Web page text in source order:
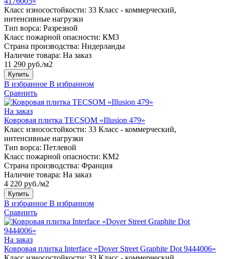
Класс износостойкости: 33 Класс - коммерческий,
интенсивные нагрузки
Тип ворса: Разрезной
Класс пожарной опасности: КМ3
Страна производства: Нидерланды
Наличие товара: На заказ
11 290 руб./м2
Купить
В избранное В избранном
Сравнить
На заказ
Ковровая плитка TECSOM «Illusion 479»
Класс износостойкости: 33 Класс - коммерческий,
интенсивные нагрузки
Тип ворса: Петлевой
Класс пожарной опасности: КМ2
Страна производства: Франция
Наличие товара: На заказ
4 220 руб./м2
Купить
В избранное В избранном
Сравнить
На заказ
Ковровая плитка Interface «Dover Street Graphite Dot 9444006»